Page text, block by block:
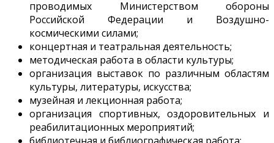
проводимых Министерством обороны
Российской Федерации и Воздушно-
космическими силами;
концертная и театральная деятельность;
методическая работа в области культуры;
организация выставок по различным областям
культуры, литературы, искусства;
музейная и лекционная работа;
организация спортивных, оздоровительных и
реабилитационных мероприятий;